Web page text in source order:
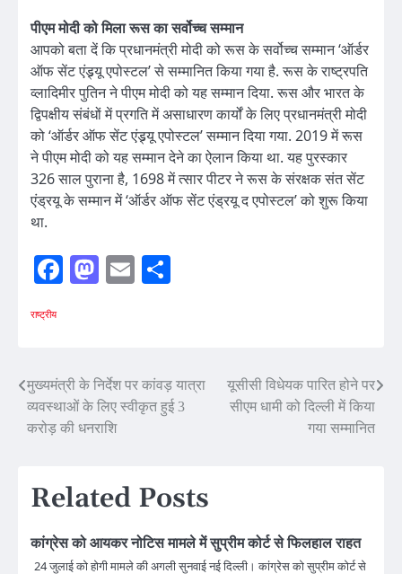
पीएम मोदी को मिला रूस का सर्वोच्च सम्मान
आपको बता दें कि प्रधानमंत्री मोदी को रूस के सर्वोच्च सम्मान ‘ऑर्डर
ऑफ सेंट एंड्र्यू एपोस्टल’ से सम्मानित किया गया है. रूस के राष्ट्रपति
व्लादिमीर पुतिन ने पीएम मोदी को यह सम्मान दिया. रूस और भारत के
द्विपक्षीय संबंधों में प्रगति में असाधारण कार्यों के लिए प्रधानमंत्री मोदी
को ‘ऑर्डर ऑफ सेंट एंड्र्यू एपोस्टल’ सम्मान दिया गया. 2019 में रूस
ने पीएम मोदी को यह सम्मान देने का ऐलान किया था. यह पुरस्कार
326 साल पुराना है, 1698 में त्सार पीटर ने रूस के संरक्षक संत सेंट
एंड्रयू के सम्मान में ‘ऑर्डर ऑफ सेंट एंड्रयू द एपोस्टल’ को शुरू किया
था.
Facebook
Mastodon
Email
राष्ट्रीय
Post
navigation
मुख्यमंत्री के निर्देश पर कांवड़ यात्रा
व्यवस्थाओं के लिए स्वीकृत हुई 3
करोड़ की धनराशि
यूसीसी विधेयक पारित होने पर
सीएम धामी को दिल्ली में किया
गया सम्मानित
Related Posts
कांग्रेस को आयकर नोटिस मामले में सुप्रीम कोर्ट से फिलहाल राहत
24 जुलाई को होगी मामले की अगली सुनवाई नई दिल्ली। कांग्रेस को सुप्रीम कोर्ट से